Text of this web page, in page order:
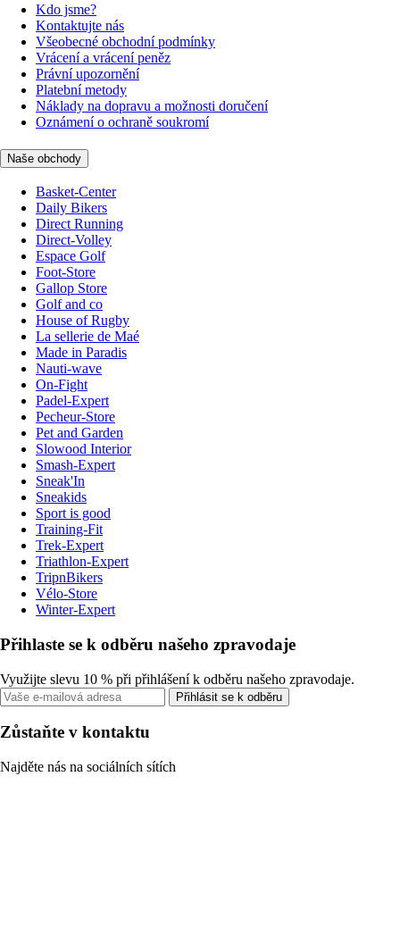
Kdo jsme?
Kontaktujte nás
Všeobecné obchodní podmínky
Vrácení a vrácení peněz
Právní upozornění
Platební metody
Náklady na dopravu a možnosti doručení
Oznámení o ochraně soukromí
Naše obchody
Basket-Center
Daily Bikers
Direct Running
Direct-Volley
Espace Golf
Foot-Store
Gallop Store
Golf and co
House of Rugby
La sellerie de Maé
Made in Paradis
Nauti-wave
On-Fight
Padel-Expert
Pecheur-Store
Pet and Garden
Slowood Interior
Smash-Expert
Sneak'In
Sneakids
Sport is good
Training-Fit
Trek-Expert
Triathlon-Expert
TripnBikers
Vélo-Store
Winter-Expert
Přihlaste se k odběru našeho zpravodaje
Využijte slevu 10 % při přihlášení k odběru našeho zpravodaje.
Přihlásit se k odběru
Zůstaňte v kontaktu
Najděte nás na sociálních sítích